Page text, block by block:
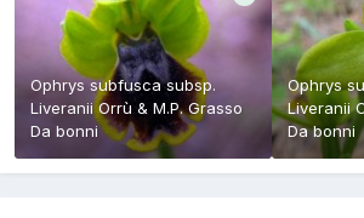
Grasso
Ophrys subfusca subsp.
Liveranii Orrù & M.P. Grasso
Da bonni
Ophrys
Liveranii
Dabonni